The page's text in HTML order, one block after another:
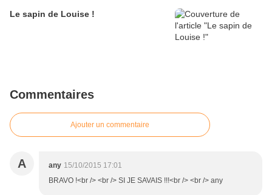
Le sapin de Louise !
Commentaires
Ajouter un commentaire
A any 15/10/2015 17:01
BRAVO !<br /> <br /> SI JE SAVAIS !!!<br /> <br /> any